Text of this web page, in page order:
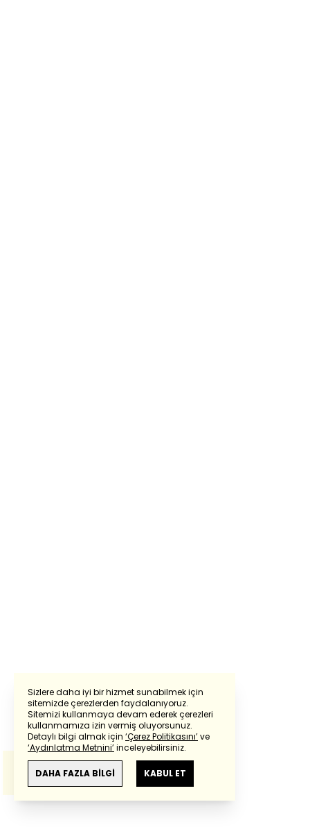
Sizlere daha iyi bir hizmet sunabilmek için
sitemizde çerezlerden faydalanıyoruz.
Sitemizi kullanmaya devam ederek çerezleri
kullanmamıza izin vermiş oluyorsunuz.
Detaylı bilgi almak için ‘Çerez Politikasını’ve
‘Aydınlatma Metnini’inceleyebilirsiniz.
DAHA FAZLA BİLGİ KABUL ET
Powered by Translate
Bu çevirideGoogle Transletekullanılmıştır.
Anlam ve çeviri hatalarından
haberturk.com
sorumlu değildir.